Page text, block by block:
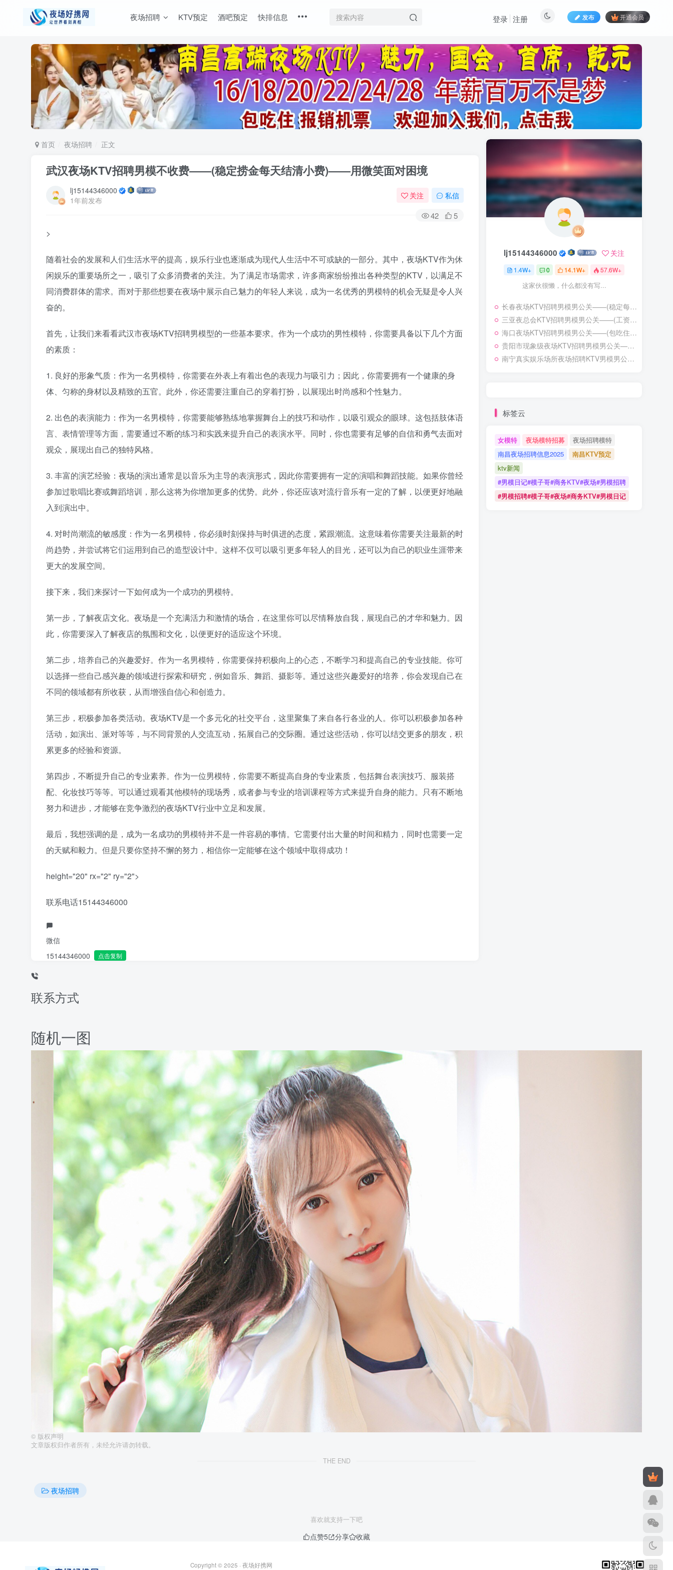
夜场招聘 KTV预定 酒吧预定 快排信息 发布 开通会员
登录 注册
首页 夜场招聘 正文
武汉夜场KTV招聘男模不收费——(稳定捞金每天结清小费)——用微笑面对困境
lj15144346000
1年前发布
关注 私信
42 5
>
随着社会的发展和人们生活水平的提高，娱乐行业也逐渐成为现代人生活中不可或缺的一部分。其中，夜场KTV作为休
闲娱乐的重要场所之一，吸引了众多消费者的关注。为了满足市场需求，许多商家纷纷推出各种类型的KTV，以满足不
同消费群体的需求。而对于那些想要在夜场中展示自己魅力的年轻人来说，成为一名优秀的男模特的机会无疑是令人兴
奋的。
首先，让我们来看看武汉市夜场KTV招聘男模型的一些基本要求。作为一个成功的男性模特，你需要具备以下几个方面
的素质：
1. 良好的形象气质：作为一名男模特，你需要在外表上有着出色的表现力与吸引力；因此，你需要拥有一个健康的身
体、匀称的身材以及精致的五官。此外，你还需要注重自己的穿着打扮，以展现出时尚感和个性魅力。
2. 出色的表演能力：作为一名男模特，你需要能够熟练地掌握舞台上的技巧和动作，以吸引观众的眼球。这包括肢体语
言、表情管理等方面，需要通过不断的练习和实践来提升自己的表演水平。同时，你也需要有足够的自信和勇气去面对
观众，展现出自己的独特风格。
3. 丰富的演艺经验：夜场的演出通常是以音乐为主导的表演形式，因此你需要拥有一定的演唱和舞蹈技能。如果你曾经
参加过歌唱比赛或舞蹈培训，那么这将为你增加更多的优势。此外，你还应该对流行音乐有一定的了解，以便更好地融
入到演出中。
4. 对时尚潮流的敏感度：作为一名男模特，你必须时刻保持与时俱进的态度，紧跟潮流。这意味着你需要关注最新的时
尚趋势，并尝试将它们运用到自己的造型设计中。这样不仅可以吸引更多年轻人的目光，还可以为自己的职业生涯带来
更大的发展空间。
接下来，我们来探讨一下如何成为一个成功的男模特。
第一步，了解夜店文化。夜场是一个充满活力和激情的场合，在这里你可以尽情释放自我，展现自己的才华和魅力。因
此，你需要深入了解夜店的氛围和文化，以便更好的适应这个环境。
第二步，培养自己的兴趣爱好。作为一名男模特，你需要保持积极向上的心态，不断学习和提高自己的专业技能。你可
以选择一些自己感兴趣的领域进行探索和研究，例如音乐、舞蹈、摄影等。通过这些兴趣爱好的培养，你会发现自己在
不同的领域都有所收获，从而增强自信心和创造力。
第三步，积极参加各类活动。夜场KTV是一个多元化的社交平台，这里聚集了来自各行各业的人。你可以积极参加各种
活动，如演出、派对等等，与不同背景的人交流互动，拓展自己的交际圈。通过这些活动，你可以结交更多的朋友，积
累更多的经验和资源。
第四步，不断提升自己的专业素养。作为一位男模特，你需要不断提高自身的专业素质，包括舞台表演技巧、服装搭
配、化妆技巧等等。可以通过观看其他模特的现场秀，或者参与专业的培训课程等方式来提升自身的能力。只有不断地
努力和进步，才能够在竞争激烈的夜场KTV行业中立足和发展。
最后，我想强调的是，成为一名成功的男模特并不是一件容易的事情。它需要付出大量的时间和精力，同时也需要一定
的天赋和毅力。但是只要你坚持不懈的努力，相信你一定能够在这个领域中取得成功！
height="20" rx="2" ry="2">
联系电话15144346000
微信
15144346000
点击复制
联系方式
随机一图
© 版权声明
文章版权归作者所有，未经允许请勿转载。
THE END
夜场招聘
喜欢就支持一下吧
点赞5 分享 收藏
lj15144346000 关注
1.4W+ 0 14.1W+ 57.6W+
这家伙很懒，什么都没有写...
长春夜场KTV招聘男模男公关——(稳定每天收入1200起步)——激发潜能超越自我
三亚夜总会KTV招聘男模男公关——(工资日结)实力领队自招——热门职位有助你早日实现财富自由
海口夜场KTV招聘男模男公关——(包吃住——可兼职——无押金)——业绩能力突出成功迈进高端序列
贵阳市现象级夜场KTV招聘男模男公关——{真实免押金}这里生意好——失败乃成功之母
南宁真实娱乐场所夜场招聘KTV男模男公关——服务员可兼职当天结算流量大——重金签约精英骨干共谋发财大计
标签云
女模特 夜场模特招募
夜场招聘模特
南昌夜场招聘信息2025
南昌KTV预定
ktv新闻
#男模日记#模子哥#商务KTV#夜场#男模招聘
#男模招聘#模子哥#夜场#商务KTV#男模日记
Copyright © 2025 · 夜场好携网